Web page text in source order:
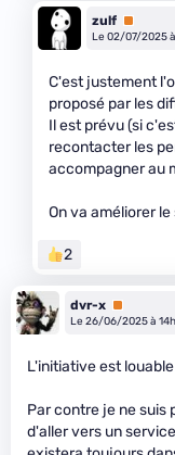
zulf Premium
Le 02/07/2025
C'est justement
proposé par les
Il est prévu (si
recontacter les
accompagner au
On va améliorer
2
dvr-x Premium
Le 26/06/2025 à
L'initiative est
Par contre je ne suis
d'aller vers un